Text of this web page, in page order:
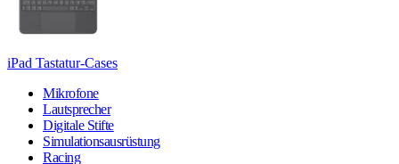
iPad Tastatur-Cases
Mikrofone
Lautsprecher
Digitale Stifte
Simulationsausrüstung
Racing